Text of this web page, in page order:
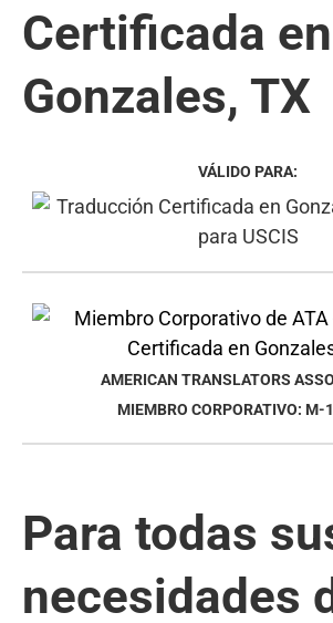
Certificada en
Gonzales, TX
VÁLIDO PARA:
AMERICAN TRANSLATORS
MIEMBRO CORPORATIVO: M-
Para todas
necesidades